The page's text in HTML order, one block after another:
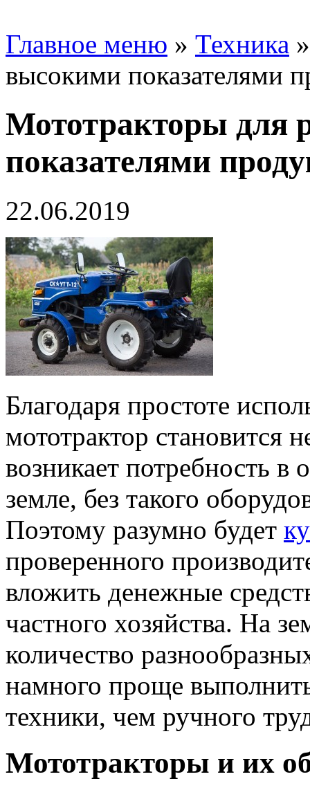
Главное меню » Техника
высокими показателями
Мототракторы для
показателями
22.06.2019
Благодаря простоте
мототрактор становится
возникает потребность в
земле, без такого
Поэтому разумно будет
проверенного
вложить денежные
частного хозяйства. На
количество
намного проще
техники, чем ручного
Мототракторы и их